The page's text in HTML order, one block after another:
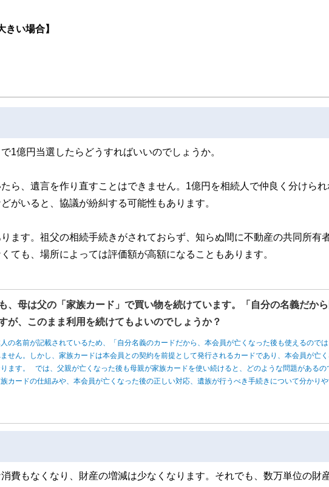
きい場合】
1億円当選したらどうすればいいのでしょうか。
ら、遺言を作り直すことはできません。1億円を相続人で仲良く分けら
がいると、協議が紛糾する可能性もあります。
ます。祖父の相続手続きがされておらず、知らぬ間に不動産の共同所有
ても、場所によっては評価額が高額になることもあります。
、母は父の「家族カード」で買い物を続けています。「自分の名義だから
が、このまま利用を続けてもよいのでしょうか？
の名前が記載されているため、「自分名義のカードだから、本会員が亡くなった後も使えるのでは
せん。しかし、家族カードは本会員との契約を前提として発行されるカードであり、本会員が亡く
ます。 では、父親が亡くなった後も母親が家族カードを使い続けると、どのような問題があるの
カードの仕組みや、本会員が亡くなった後の正しい対応、遺族が行うべき手続きについて分かりや
費もなくなり、財産の増減は少なくなります。それでも、数万単位の財